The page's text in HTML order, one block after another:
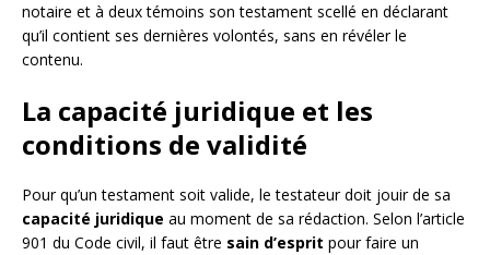
notaire et à deux témoins son testament scellé en déclarant
qu’il contient ses dernières volontés, sans en révéler le
contenu.
La capacité juridique et les
conditions de validité
Pour qu’un testament soit valide, le testateur doit jouir de sa
capacité juridique au moment de sa rédaction. Selon l’article
901 du Code civil, il faut être sain d’esprit pour faire un